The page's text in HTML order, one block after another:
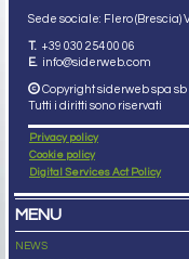
Sede sociale: Flero (Brescia)
T. +39 030 254 00 06
E. info@siderweb.com
Copyright siderweb spa sb
Tutti i diritti sono riservati
Privacy policy
Cookie policy
Digital Services Act Policy
MENU
NEWS